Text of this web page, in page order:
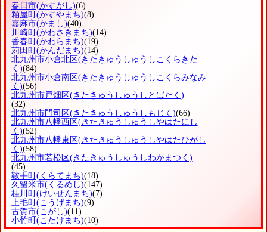
春日市(かすがし)(6)
粕屋町 (かすやまち)(8)
嘉麻市(かまし)(40)
川崎町 (かわさきまち)(14)
香春町 (かわらまち)(19)
苅田町 (かんだまち)(14)
北九州市小倉北区(きたきゅうしゅうしこくらきた
く)(84)
北九州市小倉南区(きたきゅうしゅうしこくらみなみ
く)(56)
北九州市戸畑区(きたきゅうしゅうしとばたく)
(32)
北九州市門司区(きたきゅうしゅうしもじく)(66)
北九州市八幡西区(きたきゅうしゅうしやはたにし
く)(52)
北九州市八幡東区(きたきゅうしゅうしやはたひがし
く)(58)
北九州市若松区(きたきゅうしゅうしわかまつく)
(45)
鞍手町 (くらてまち)(18)
久留米市(くるめし)(147)
桂川町 (けいせんまち)(7)
上毛町 (こうげまち)(9)
古賀市(こがし)(11)
小竹町 (こたけまち)(10)